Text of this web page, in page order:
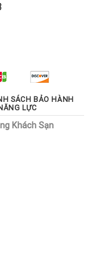
₫.
₫.
SÁCH BẢO HÀNH
LỰC
Khách Sạn